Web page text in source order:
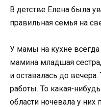
В детстве Елена была
правильная семья на
У мамы на кухне всегда
мамина младшая
и оставалась до
работы. То какая-
области ночевала у